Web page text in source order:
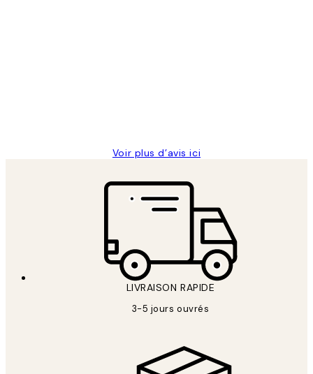
Voir plus d’avis ici
LIVRAISON RAPIDE
3-5 jours ouvrés